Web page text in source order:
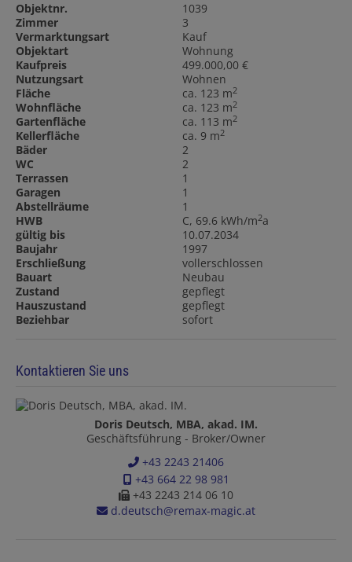
Objektnr.
1039
Zimmer
3
Vermarktungsart
Kauf
Objektart
Wohnung
Kaufpreis
499.000,00 €
Nutzungsart
Wohnen
Fläche
ca. 123 m2
Wohnfläche ca. 123 m2
Gartenfläche ca. 113 m2
Kellerfläche ca. 9 m2
Bäder
2
WC
2
Terrassen
1
Garagen
1
Abstellräume
1
HWB
C, 69.6 kWh/m2a
gültig bis
10.07.2034
Baujahr
1997
Erschließung
vollerschlossen
Bauart
Neubau
Zustand
gepflegt
Hauszustand
gepflegt
Beziehbar
sofort
Kontaktieren Sie uns
Doris Deutsch, MBA, akad. IM.
Geschäftsführung - Broker/Owner
+43 2243 21406
+43 664 22 98 981
+43 2243 214 06 10
d.deutsch@remax-magic.at